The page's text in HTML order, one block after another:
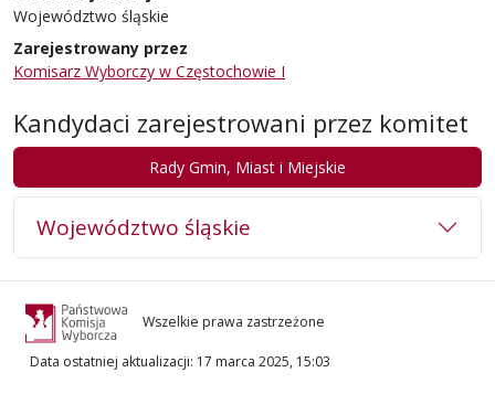
Województwo śląskie
Zarejestrowany przez
Komisarz Wyborczy w Częstochowie I
Kandydaci zarejestrowani przez komitet
Rady Gmin, Miast i Miejskie
Województwo śląskie
Wszelkie prawa zastrzeżone
Data ostatniej aktualizacji: 17 marca 2025, 15:03